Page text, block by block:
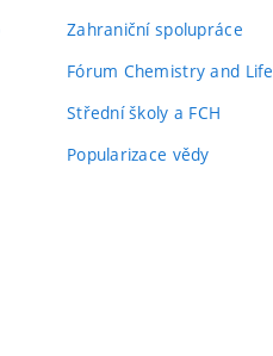
Zahraniční spolupráce
Fórum Chemistry and Life
Střední školy a FCH
Popularizace vědy